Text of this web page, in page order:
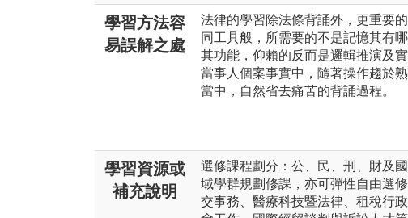
學習方法容
易誤解之處
法律的學習除法條背誦外，更重要
同工具般，所需要的不是記憶其有
其功能，仰賴的反而是邏輯推演及
當事人個案事實中，隨著操作趨於
當中，自然省去痛苦的背誦過程。
學習資源或
補充說明
選修課程劃分：公、民、刑、財及
域學群規劃修課，亦可彈性自由選
交事務、醫療科技暨法律、租稅行